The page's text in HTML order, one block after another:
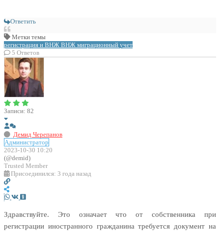
Ответить
Метки темы
регистрация и ВНЖ ВНЖ миграционный учет
5 Ответов
Записи: 82
Демид Черепанов
Администратор
2023-10-30 10:20
(@demid)
Trusted Member
Присоединился: 3 года назад
Здравствуйте. Это означает что от собственника при
регистрации иностранного гражданина требуется документ на